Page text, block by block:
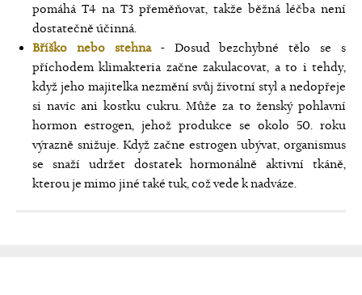
pomáhá T4 na T3 přeměňovat, takže běžná léčba není
dostatečně účinná.
Bříško nebo stehna- Dosud bezchybné tělo se s
příchodem klimakteria začne zakulacovat, a to i tehdy,
když jeho majitelka nezmění svůj životní styl a nedopřeje
si navíc ani kostku cukru. Může za to ženský pohlavní
hormon estrogen, jehož produkce se okolo 50. roku
výrazně snižuje. Když začne estrogen ubývat, organismus
se snaží udržet dostatek hormonálně aktivní tkáně,
kterou je mimo jiné také tuk, což vede k nadváze.